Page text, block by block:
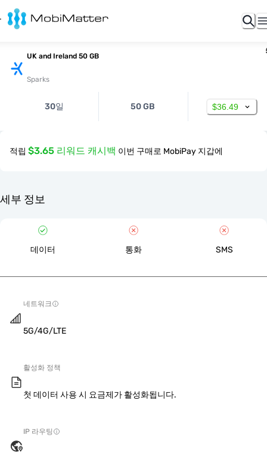
UK and Ireland 50 GB
Sparks
30일 50 GB $36.49
적립 $3.65 리워드 캐시백 이번 구매로 MobiPay 지갑에
세부 정보
데이터 통화 SMS
네트워크
5G/4G/LTE
활성화 정책
첫 데이터 사용 시 요금제가 활성화됩니다.
IP 라우팅